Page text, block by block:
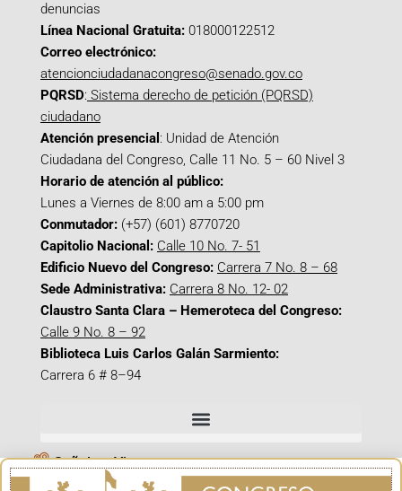
denuncias
Línea Nacional Gratuita: 018000122512
Correo electrónico:
atencionciudadanacongreso@senado.gov.co
PQRSD: Sistema derecho de petición (PQRSD)
ciudadano
Atención presencial : Unidad de Atención
Ciudadana del Congreso, Calle 11 No. 5 – 60 Nivel 3
Horario de atención al público:
Lunes a Viernes de 8:00 am a 5:00 pm
Conmutador: (+57) (601) 8770720
Capitolio Nacional: Calle 10 No. 7- 51
Edificio Nuevo del Congreso: Carrera 7 No. 8 – 68
Sede Administrativa: Carrera 8 No. 12- 02
Claustro Santa Clara – Hemeroteca del Congreso:
Calle 9 No. 8 – 92
Biblioteca Luis Carlos Galán Sarmiento:
Carrera 6 # 8–94
Señal en Vivo